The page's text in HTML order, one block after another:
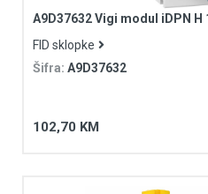
A9D37632 Vigi modul iDPN H
FID sklopke
Šifra: A9D37632
102,70 KM